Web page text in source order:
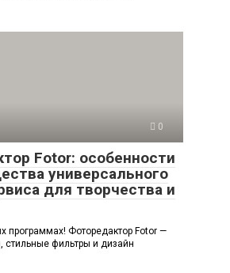
0
Fotor: особенности
универсального
для творчества и
программах! Фоторедактор Fotor —
стильные фильтры и дизайн